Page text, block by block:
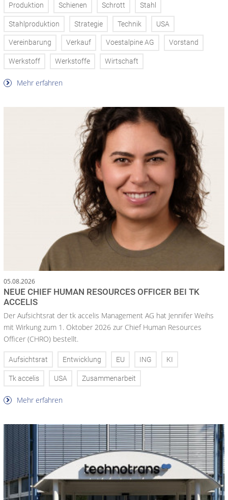
Produktion Schienen Schrott Stahl
Stahlproduktion Strategie Technik USA
Vereinbarung Verkauf Voestalpine AG Vorstand
Werkstoff Werkstoffe Wirtschaft
Mehr erfahren
05.08.2026
NEUE CHIEF HUMAN RESOURCES OFFICER BEI TK
ACCELIS
Der Aufsichtsrat der tk accelis Management AG hat Jennifer Weihs
mit Wirkung zum 1. Oktober 2026 zur Chief Human Resources
Officer (CHRO) bestellt.
Aufsichtsrat Entwicklung EU ING KI
Tk accelis USA Zusammenarbeit
Mehr erfahren